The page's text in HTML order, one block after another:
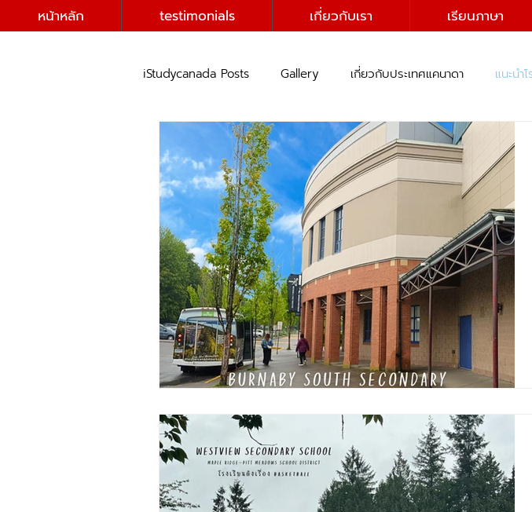
หน้าหลัก testimonials เกี่ยวกับเรา เรียนภาษา
iStudycanada Posts Gallery เกี่ยวกับประเทศแคนาดา แนะนำ
แนะนำสถานที่ท่องเที่ยวในแคนาดา การพักอาศัยในประเทศแคนาดา